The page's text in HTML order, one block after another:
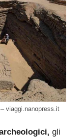
viaggi.nanopress.it
gli